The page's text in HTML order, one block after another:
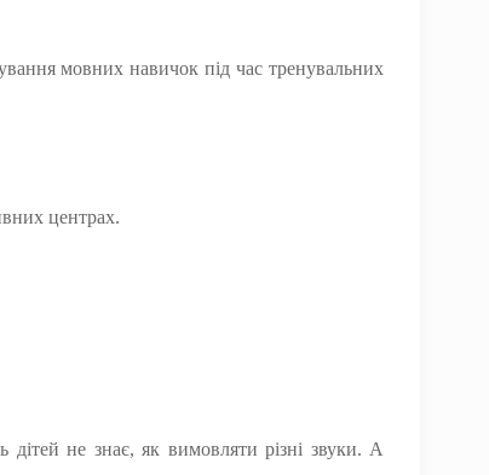
мовних навичок під час тренувальних
центрах.
не знає, як вимовляти різні звуки. А